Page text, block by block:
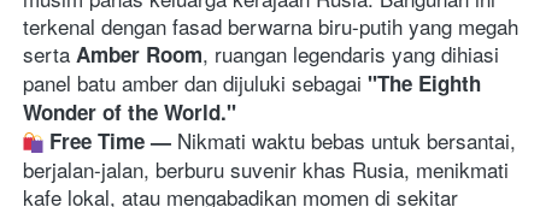
terkenal dengan fasad berwarna biru-putih yang megah
serta Amber Room, ruangan legendaris yang dihiasi
panel batu amber dan dijuluki sebagai "The Eighth
Wonder of the World."
Free Time — Nikmati waktu bebas untuk bersantai,
berjalan-jalan, berburu suvenir khas Rusia, menikmati
kafe lokal, atau mengabadikan momen di sekitar